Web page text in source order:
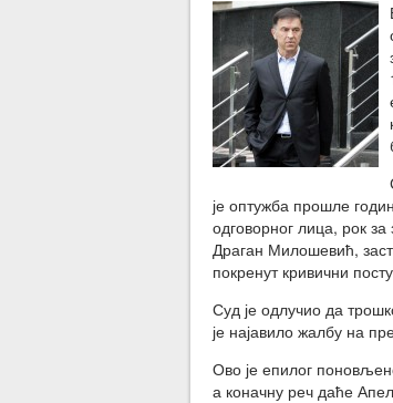
је оптужба прошле
одговорног лица, рок за
Драган Милошевић,
покренут кривични
Суд је одлучио да
је најавило жалбу на
Ово је епилог
а коначну реч даће